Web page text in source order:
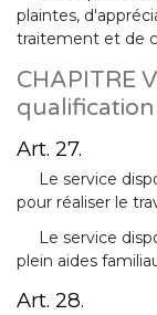
plaintes,
traitement et de
CHAPITRE
Art. 27.
Le service
pour réaliser le
Le service
plein aides
Art. 28.